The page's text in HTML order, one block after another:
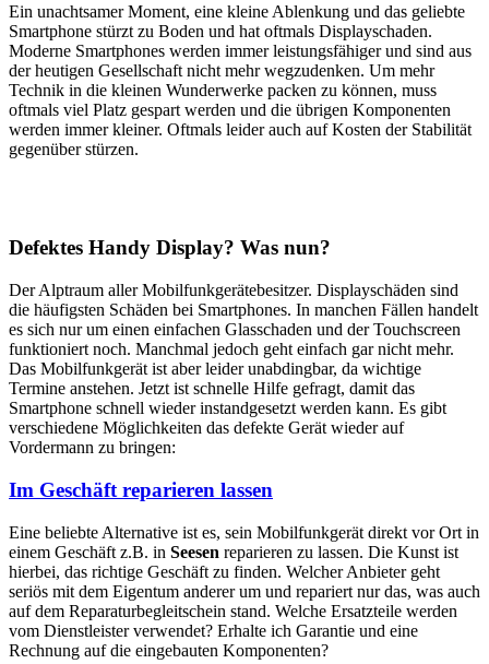
Ein unachtsamer Moment, eine kleine Ablenkung und das geliebte
Smartphone stürzt zu Boden und hat oftmals Displayschaden.
Moderne Smartphones werden immer leistungsfähiger und sind aus
der heutigen Gesellschaft nicht mehr wegzudenken. Um mehr
Technik in die kleinen Wunderwerke packen zu können, muss
oftmals viel Platz gespart werden und die übrigen Komponenten
werden immer kleiner. Oftmals leider auch auf Kosten der Stabilität
gegenüber stürzen.
Defektes Handy Display? Was nun?
Der Alptraum aller Mobilfunkgerätebesitzer. Displayschäden sind
die häufigsten Schäden bei Smartphones. In manchen Fällen handelt
es sich nur um einen einfachen Glasschaden und der Touchscreen
funktioniert noch. Manchmal jedoch geht einfach gar nicht mehr.
Das Mobilfunkgerät ist aber leider unabdingbar, da wichtige
Termine anstehen. Jetzt ist schnelle Hilfe gefragt, damit das
Smartphone schnell wieder instandgesetzt werden kann. Es gibt
verschiedene Möglichkeiten das defekte Gerät wieder auf
Vordermann zu bringen:
Im Geschäft reparieren lassen
Eine beliebte Alternative ist es, sein Mobilfunkgerät direkt vor Ort in
einem Geschäft z.B. in Seesen reparieren zu lassen. Die Kunst ist
hierbei, das richtige Geschäft zu finden. Welcher Anbieter geht
seriös mit dem Eigentum anderer um und repariert nur das, was auch
auf dem Reparaturbegleitschein stand. Welche Ersatzteile werden
vom Dienstleister verwendet? Erhalte ich Garantie und eine
Rechnung auf die eingebauten Komponenten?